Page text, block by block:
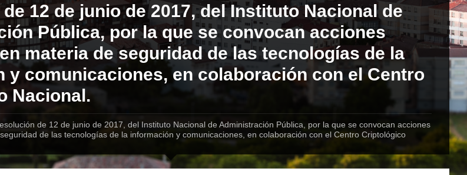
12 de junio de 2017, del Instituto Nacional de
Pública, por la que se convocan acciones
materia de seguridad de las tecnologías de la
y comunicaciones, en colaboración con el Centro
Nacional.
de 12 de junio de 2017, del Instituto Nacional de Administración Pública, por la que se convocan acciones
de las tecnologías de la información y comunicaciones, en colaboración con el Centro Criptológico